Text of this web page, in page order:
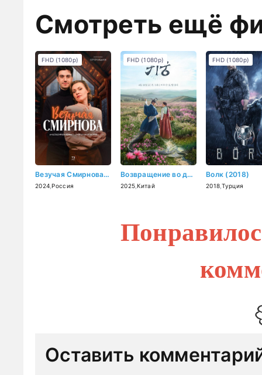
Смотреть ещё
Везучая Смирнова (2024)
2024 ,Россия
FHD (1080p)
Возвращение во дворец / Заколдованный дворец (2025)
2025 ,Китай
FHD (1080p)
Волк (2018)
2018 ,Турция
FHD (1080p)
Оставить